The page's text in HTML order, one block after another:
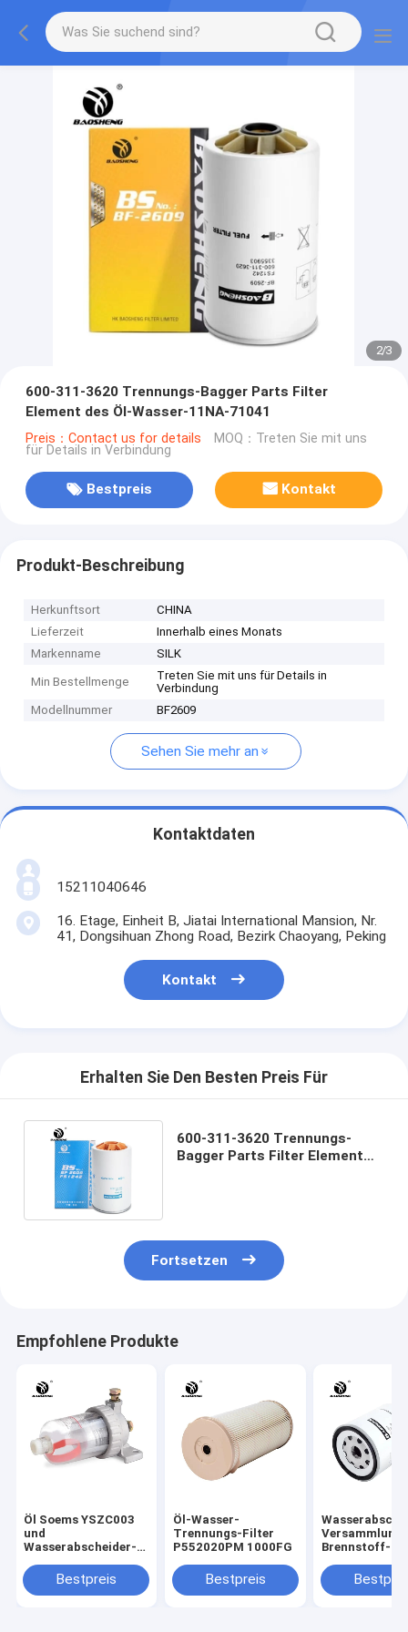
2/3
600-311-3620 Trennungs-Bagger Parts Filter
Element des Öl-Wasser-11NA-71041
Preis：Contact us for details MOQ：Treten Sie mit uns
für Details in Verbindung
Bestpreis Kontakt
Produkt-Beschreibung
Herkunftsort
CHINA
Lieferzeit
Innerhalb eines Monats
Markenname
SILK
Min Bestellmenge
Treten Sie mit uns für Details in
Verbindung
Modellnummer
BF2609
Sehen Sie mehr an
Kontaktdaten
15211040646
16. Etage, Einheit B, Jiatai International Mansion, Nr.
41, Dongsihuan Zhong Road, Bezirk Chaoyang, Peking
Kontakt
Erhalten Sie Den Besten Preis Für
600-311-3620 Trennungs-
Bagger Parts Filter Element
Fortsetzen
Empfohlene Produkte
Öl Soems YSZC003
und
Wasserabscheider-
Bestpreis
Öl-Wasser-
Trennungs-Filter
P552020PM 1000FG
Bestpreis
Versammlung
Brennstoff-